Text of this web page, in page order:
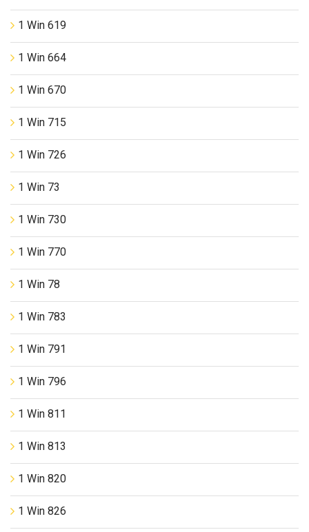
1 Win 619
1 Win 664
1 Win 670
1 Win 715
1 Win 726
1 Win 73
1 Win 730
1 Win 770
1 Win 78
1 Win 783
1 Win 791
1 Win 796
1 Win 811
1 Win 813
1 Win 820
1 Win 826